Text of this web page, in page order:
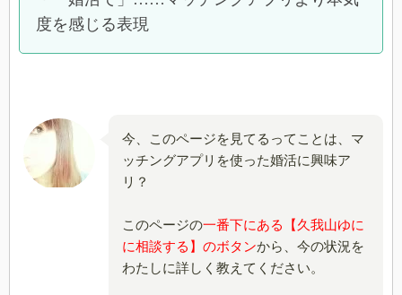
度を感じる表現
今、このページを見てるってことは、マ
ッチングアプリを使った婚活に興味ア
リ？
このページの一番下にある【久我山ゆに
に相談する】のボタンから、今の状況を
わたしに詳しく教えてください。